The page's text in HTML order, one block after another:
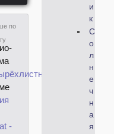
по
-
и
к
С
о
л
н
е
ч
н
а
я